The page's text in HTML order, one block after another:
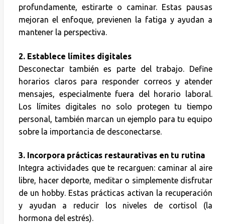
profundamente, estirarte o caminar. Estas pausas
mejoran el enfoque, previenen la fatiga y ayudan a
mantener la perspectiva.
2. Establece límites digitales
Desconectar también es parte del trabajo. Define
horarios claros para responder correos y atender
mensajes, especialmente fuera del horario laboral.
Los límites digitales no solo protegen tu tiempo
personal, también marcan un ejemplo para tu equipo
sobre la importancia de desconectarse.
3. Incorpora prácticas restaurativas en tu rutina
Integra actividades que te recarguen: caminar al aire
libre, hacer deporte, meditar o simplemente disfrutar
de un hobby. Estas prácticas activan la recuperación
y ayudan a reducir los niveles de cortisol (la
hormona del estrés).